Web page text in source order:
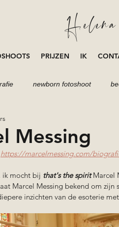
PRIJZEN IK
newborn fotoshoot
fotoshoot
Messing
https://marcelmessing.com/
ik mocht bij that's the spirit Marcel
Marcel Messing bekend om
inzichten van de esoterie